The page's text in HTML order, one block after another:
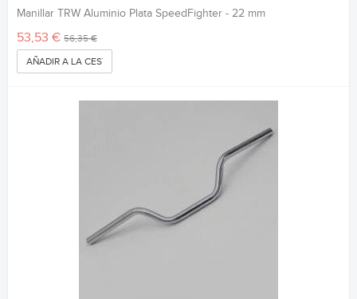
Manillar TRW Aluminio Plata SpeedFighter - 22 mm
53,53 € 56,35 €
AÑADIR A LA CESTA